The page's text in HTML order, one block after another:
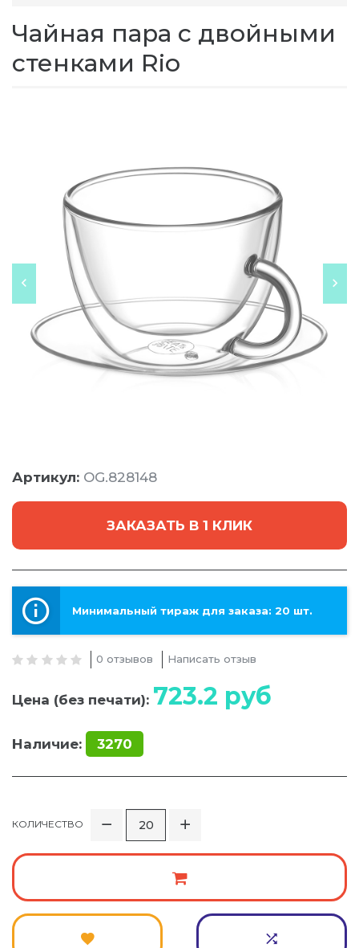
Чайная пара с двойными
стенками Rio
Артикул: OG.828148
ЗАКАЗАТЬ В 1 КЛИК
Минимальный тираж для заказа: 20 шт.
0 отзывов Написать отзыв
Цена (без печати): 723.2 руб
Наличие: 3270
КОЛИЧЕСТВО